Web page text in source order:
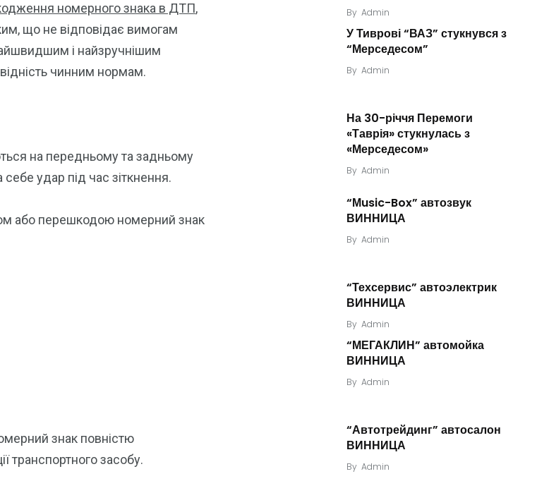
номерного знака в ДТП,
що не відповідає вимогам
і найзручнішим
чинним нормам.
на передньому та задньому
удар під час зіткнення.
або перешкодою номерний знак
знак повністю
транспортного засобу.
By Admin
У Тиврові “ВАЗ” стукнувся з
“Мерседесом”
By Admin
На 30-річчя Перемоги
«Таврія» стукнулась з
«Мерседесом»
By Admin
“Мusic-Box” автозвук
ВИННИЦА
By Admin
“Техсервис” автоэлектрик
ВИННИЦА
By Admin
“МЕГАКЛИН” автомойка
ВИННИЦА
By Admin
“Автотрейдинг” автосалон
ВИННИЦА
By Admin